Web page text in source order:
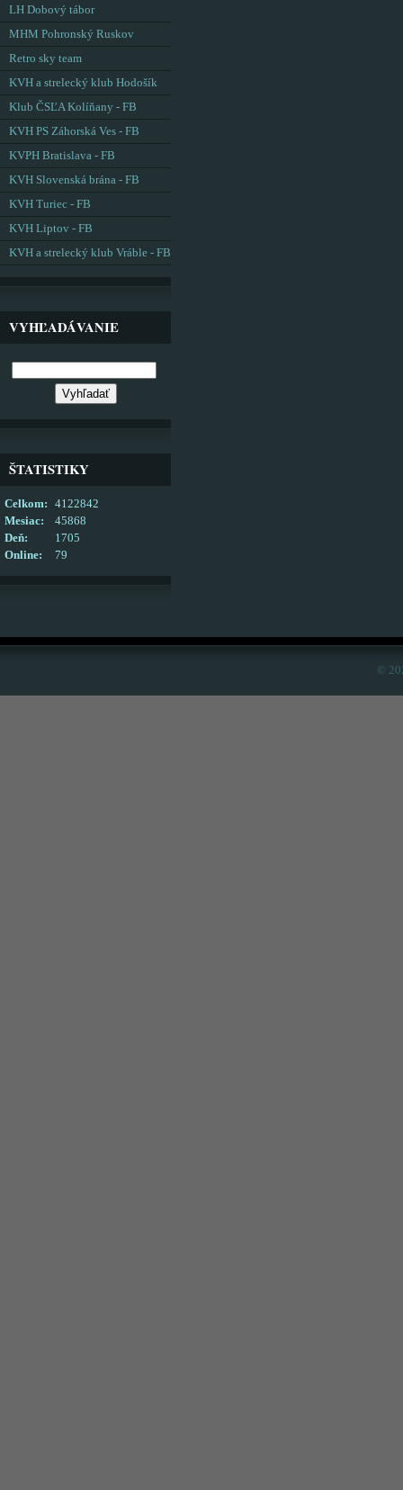
LH Dobový tábor
MHM Pohronský Ruskov
Retro sky team
KVH a strelecký klub Hodošík
Klub ČSĽA Kolíňany - FB
KVH PS Záhorská Ves - FB
KVPH Bratislava - FB
KVH Slovenská brána - FB
KVH Turiec - FB
KVH Liptov - FB
KVH a strelecký klub Vráble - FB
VYHĽADÁVANIE
ŠTATISTIKY
Online: 79
Celkom:
4122842
Mesiac:
45868
Deň:
1705
©